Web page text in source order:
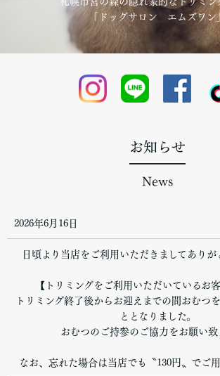
「ドッグサロン エムズワン
お知らせ
News
2026年6月16日
日頃より当店をご利用いただきましてありが
【トリミングをご利用いただいているお
トリミング終了後からお迎えまでの間おむつ
ととなりました。
おむつのご持参のご協力をお願い致
なお、忘れた場合は当店でも〝130円〟でご用